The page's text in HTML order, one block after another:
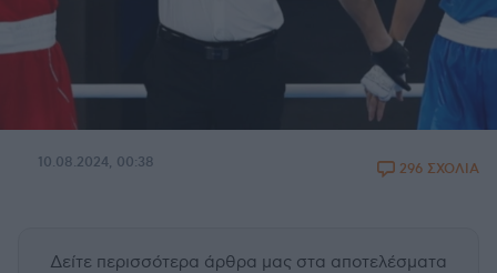
10.08.2024, 00:38 296 ΣΧΟΛΙΑ
Δείτε περισσότερα άρθρα μας στα αποτελέσματα